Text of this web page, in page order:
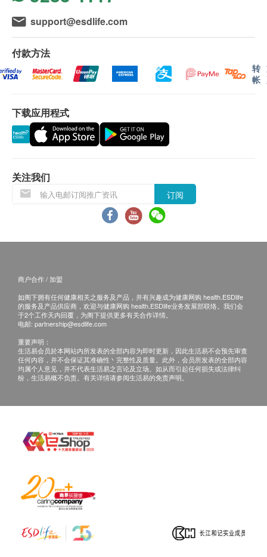
去除气油添加剂
加强去除三卤甲烷
改良的Micro-Pure II 滤料可抑制细菌增长
独有石灰质抑制配方内含食用级复磷酸盐
（Polyhosphate），可抑制矿物质在水中结聚，预
Precoat高精度过滤技术可以去除以及小至0.5微米
的颗粒，隔除如孢子之类的健康影响污染物
单向活瓣防止活性炭倒流
符合NSF/ANSI 42及53世界第一级饮用水
温度范围：35-100°F（2-38°C）
压力范围：10-125 psi（0.7-8.6 bar）
额定使用寿命：1,000加仑（3,785升）
内附配件：
Everpure H1200 滤水器及滤芯1 套(2支)
厨盆龙头1 套
*如需要安装服务，请于下单后联络香港洁净水客户服
务部(电话: 34660000)
送货地区:
香港岛、九龙、新界及离岛：大屿山地区（东涌／愉
景湾／赤腊角／香港迪士尼／马湾)
澳门、香港岛商业区、九龙商业区、新界商业区及离
以上地区订单由顺丰（香港）派送
送货服务不包括邮政信箱地址、边境禁区、汽车不能
直达或没有升降机设备之收货地点。
收货需知:
签收时需核对身份。
收到商品时请当场验货，检查外包装是否完整无损、
商品种类及数量与订单相符、确认购物收据内金额资
料。
户签收后离开，未能等待开机试用。
签收后，如商品出现质量问题，如功能性故障。请您
即时联系香港洁净水有限公司客户服务中心，电话
34660000。
保养:
所有于香港洁净水有限公司购买之货品，不论是香港
无需登记。
货品维修与运费安排：
NEX 电解水机产品
全机保养: 2年
电解版保养: 10年
安装 / 取货日期起2年内 : 香港洁净水有限公司提供
免费检查及维修。
support@esdlife.com
付款方法
转
帐
下载应用程式
关注我们
订阅
商户合作 / 加盟
如阁下拥有任何健康相关之服务及产品，并有兴趣成为健康网购 health.ESDlife
的服务及产品供应商，欢迎与健康网购 health.ESDlife业务发展部联络。我们会
于2个工作天内回覆，为阁下提供更多有关合作详情。
电邮: partnership@esdlife.com
重要声明：
生活易会员於本网站内所发表的全部内容为即时更新，因此生活易不会预先审查
任何内容，并不会保证其准确性丶完整性及质量。此外，会员所发表的全部内容
均属个人意见，并不代表生活易之言论及立场。如从而引起任何损失或法律纠
纷，生活易概不负责。有关详情请参阅生活易的免责声明。